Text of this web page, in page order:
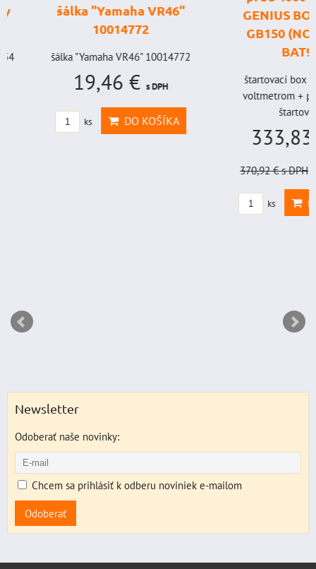
šálka "Yamaha VR46"
10014772
šálka "Yamaha VR46" 10014772
19,46 €s DPH
ks DO KOŠÍKA
GENIUS BOOST
GB150 (NOCO
BAT998
štartovací box s
voltmetrom + power
štartovací...
333,83 €
370,92 €s DPH Zľava
ks DO
Newsletter
Odoberať naše novinky:
Chcem sa prihlásiť k odberu noviniek e-mailom
Odoberať